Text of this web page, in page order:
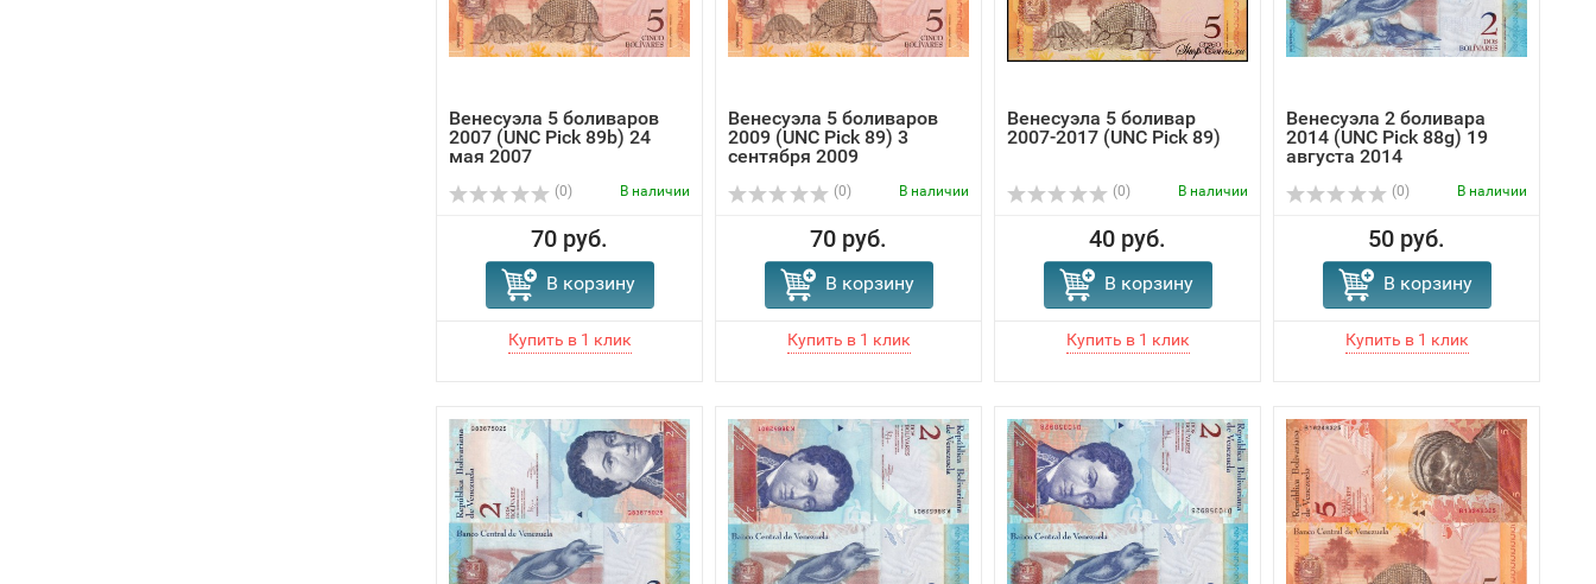
Венесуэла 5 боливаров
2007 (UNC Pick 89b) 24
мая 2007
(0) В наличии
70 руб.
В корзину
Венесуэла 5 боливаров
2009 (UNC Pick 89) 3
сентября 2009
(0) В наличии
70 руб.
В корзину
Венесуэла 5 боливар
2007-2017 (UNC Pick 89)
(0) В наличии
40 руб.
В корзину
Венесуэла 2 боливара
2014 (UNC Pick 88g) 19
августа 2014
(0) В наличии
50 руб.
В корзину